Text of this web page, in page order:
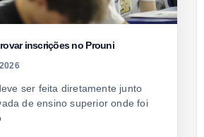
inscrições no Prouni
ser feita diretamente junto
de ensino superior onde foi